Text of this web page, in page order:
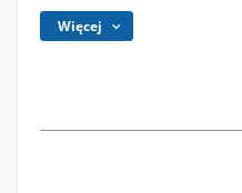
Więcej